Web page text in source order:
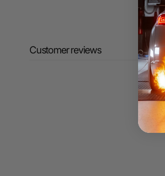
Customer reviews